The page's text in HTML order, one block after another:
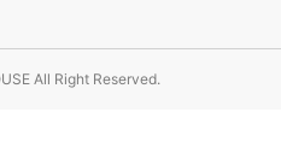
All Right Reserved.